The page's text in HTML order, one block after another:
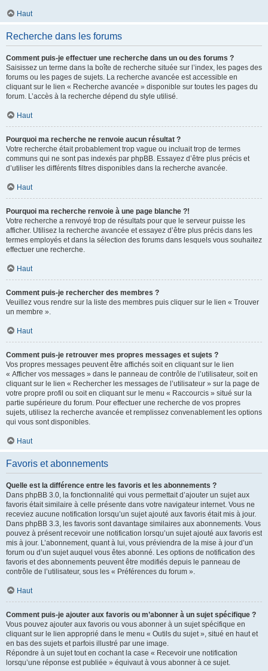
Haut
Recherche dans les forums
Comment puis-je effectuer une recherche dans un ou des forums ?
Saisissez un terme dans la boîte de recherche située sur l’index, les pages des
forums ou les pages de sujets. La recherche avancée est accessible en
cliquant sur le lien « Recherche avancée » disponible sur toutes les pages du
forum. L’accès à la recherche dépend du style utilisé.
Haut
Pourquoi ma recherche ne renvoie aucun résultat ?
Votre recherche était probablement trop vague ou incluait trop de termes
communs qui ne sont pas indexés par phpBB. Essayez d’être plus précis et
d’utiliser les différents filtres disponibles dans la recherche avancée.
Haut
Pourquoi ma recherche renvoie à une page blanche ?!
Votre recherche a renvoyé trop de résultats pour que le serveur puisse les
afficher. Utilisez la recherche avancée et essayez d’être plus précis dans les
termes employés et dans la sélection des forums dans lesquels vous souhaitez
effectuer une recherche.
Haut
Comment puis-je rechercher des membres ?
Veuillez vous rendre sur la liste des membres puis cliquer sur le lien « Trouver
un membre ».
Haut
Comment puis-je retrouver mes propres messages et sujets ?
Vos propres messages peuvent être affichés soit en cliquant sur le lien
« Afficher vos messages » dans le panneau de contrôle de l’utilisateur, soit en
cliquant sur le lien « Rechercher les messages de l’utilisateur » sur la page de
votre propre profil ou soit en cliquant sur le menu « Raccourcis » situé sur la
partie supérieure du forum. Pour effectuer une recherche de vos propres
sujets, utilisez la recherche avancée et remplissez convenablement les options
qui vous sont disponibles.
Haut
Favoris et abonnements
Quelle est la différence entre les favoris et les abonnements ?
Dans phpBB 3.0, la fonctionnalité qui vous permettait d’ajouter un sujet aux
favoris était similaire à celle présente dans votre navigateur internet. Vous ne
receviez aucune notification lorsqu’un sujet ajouté aux favoris était mis à jour.
Dans phpBB 3.3, les favoris sont davantage similaires aux abonnements. Vous
pouvez à présent recevoir une notification lorsqu’un sujet ajouté aux favoris est
mis à jour. L’abonnement, quant à lui, vous préviendra de la mise à jour d’un
forum ou d’un sujet auquel vous êtes abonné. Les options de notification des
favoris et des abonnements peuvent être modifiés depuis le panneau de
contrôle de l’utilisateur, sous les « Préférences du forum ».
Haut
Comment puis-je ajouter aux favoris ou m’abonner à un sujet spécifique ?
Vous pouvez ajouter aux favoris ou vous abonner à un sujet spécifique en
cliquant sur le lien approprié dans le menu « Outils du sujet », situé en haut et
en bas des sujets et parfois illustré par une image.
Répondre à un sujet tout en cochant la case « Recevoir une notification
lorsqu’une réponse est publiée » équivaut à vous abonner à ce sujet.